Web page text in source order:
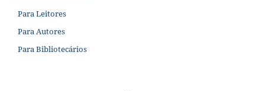
Para Leitores
Para Autores
Para Bibliotecários